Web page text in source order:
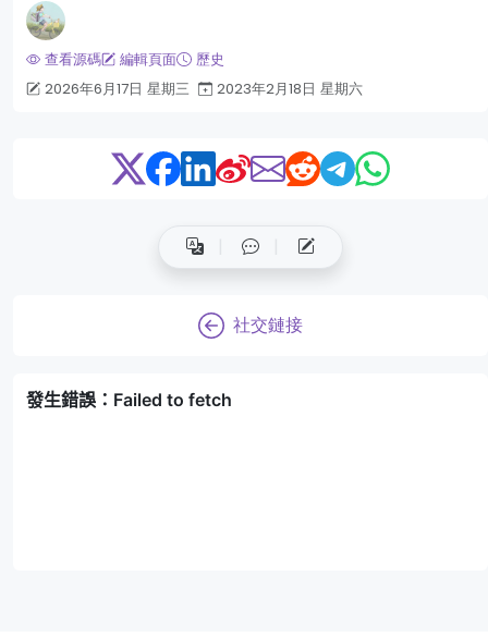
查看源碼 編輯頁面
歷史
2026年6月17日 星期三
2023年2月18日 星期六
社交鏈接